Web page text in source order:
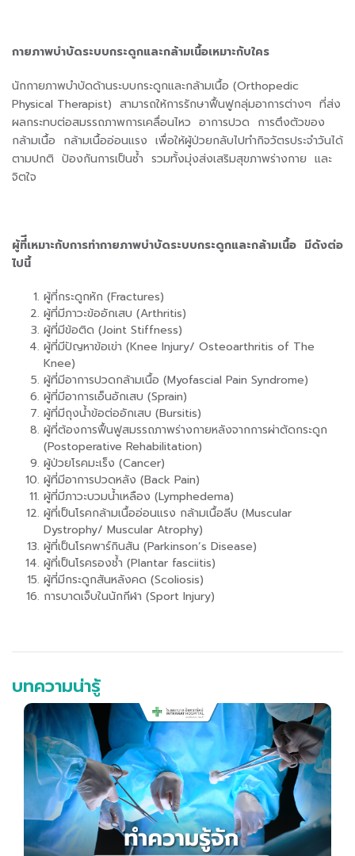
กายภาพบำบัดระบบกระดูกและกล้ามเนื้อเหมาะกับใคร
นักกายภาพบำบัดด้านระบบกระดูกและกล้ามเนื้อ (Orthopedic
Physical Therapist) สามารถให้การรักษาฟื้นฟูกลุ่มอาการต่างๆ ที่ส่ง
ผลกระทบต่อสมรรถภาพการเคลื่อนไหว อาการปวด การตึงตัวของ
กล้ามเนื้อ กล้ามเนื้ออ่อนแรง เพื่อให้ผู้ป่วยกลับไปทำกิจวัตรประจำวันได้
ตามปกติ ป้องกันการเป็นซ้ำ รวมทั้งมุ่งส่งเสริมสุขภาพร่างกาย และ
จิตใจ
ผู้ที่ีเหมาะกับการทำกายภาพบำบัดระบบกระดูกและกล้ามเนื้อ มีดังต่อ
ไปนี้
ผู้ที่กระดูกหัก (Fractures)
ผู้ที่มีภาวะข้ออักเสบ (Arthritis)
ผู้ที่มีข้อติด (Joint Stiffness)
ผู้ที่มีปัญหาข้อเข่า (Knee Injury/ Osteoarthritis of The
Knee)
ผู้ที่มีอาการปวดกล้ามเนื้อ (Myofascial Pain Syndrome)
ผู้ที่มีอาการเอ็นอักเสบ (Sprain)
ผู้ที่มีถุงน้ำข้อต่ออักเสบ (Bursitis)
ผู้ที่ต้องการฟื้นฟูสมรรถภาพร่างกายหลังจากการผ่าตัดกระดูก
(Postoperative Rehabilitation)
ผู้ป่วยโรคมะเร็ง (Cancer)
ผู้ที่มีอาการปวดหลัง (Back Pain)
ผู้ที่มีภาวะบวมน้ำเหลือง (Lymphedema)
ผู้ที่เป็นโรคกล้ามเนื้ออ่อนแรง กล้ามเนื้อลีบ (Muscular
Dystrophy/ Muscular Atrophy)
ผู้ที่เป็นโรคพาร์กินสัน (Parkinson’s Disease)
ผู้ที่เป็นโรครองช้ำ (Plantar fasciitis)
ผู้ที่มีกระดูกสันหลังคด (Scoliosis)
การบาดเจ็บในนักกีฬา (Sport Injury)
บทความน่ารู้